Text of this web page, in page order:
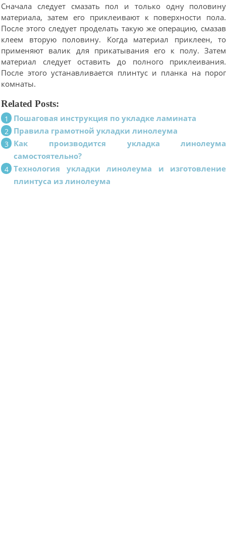
Сначала следует смазать пол и только одну половину
материала, затем его приклеивают к поверхности пола.
После этого следует проделать такую же операцию, смазав
клеем вторую половину. Когда материал приклеен, то
применяют валик для прикатывания его к полу. Затем
материал следует оставить до полного приклеивания.
После этого устанавливается плинтус и планка на порог
комнаты.
Related Posts:
Пошаговая инструкция по укладке ламината
Правила грамотной укладки линолеума
Как производится укладка линолеума
самостоятельно?
Технология укладки линолеума и изготовление
плинтуса из линолеума